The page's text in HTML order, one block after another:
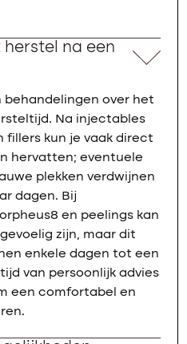
na een
behandelingen over het
Na injectables
fillers kun je vaak direct
hervatten; eventuele
plekken verdwijnen
dagen. Bij
en peelings kan
zijn, maar dit
enkele dagen tot een
van persoonlijk advies
een comfortabel en